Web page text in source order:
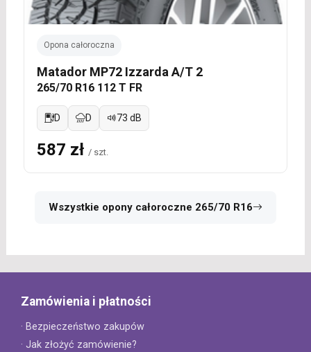
Opona całoroczna
Matador MP72 Izzarda A/T 2
265/70 R16 112 T FR
D D 73 dB
587 zł / szt.
Wszystkie opony całoroczne 265/70 R16
Zamówienia i płatności
· Bezpieczeństwo zakupów
· Jak złożyć zamówienie?